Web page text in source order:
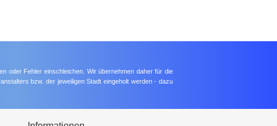
oder Fehler einschleichen. Wir übernehmen daher für die
bzw. der jeweiligen Stadt eingeholt werden - dazu